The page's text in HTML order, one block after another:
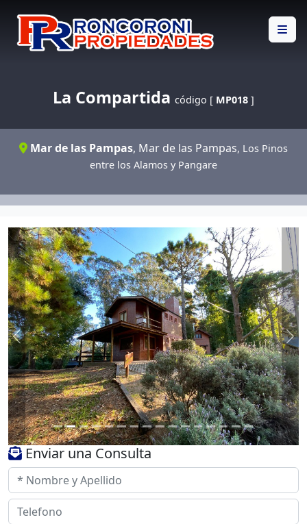
La Compartida código [ MP018 ]
Mar de las Pampas, Mar de las Pampas, Los Pinos
entre los Alamos y Pangare
Previous
Enviar una Consulta